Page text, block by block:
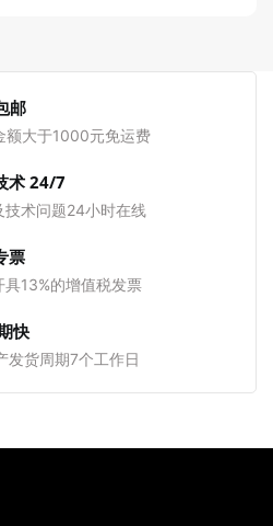
邮
额大于1000元免运费
术 24/7
技术问题24小时在线
票
具13%的增值税发票
快
发货周期7个工作日